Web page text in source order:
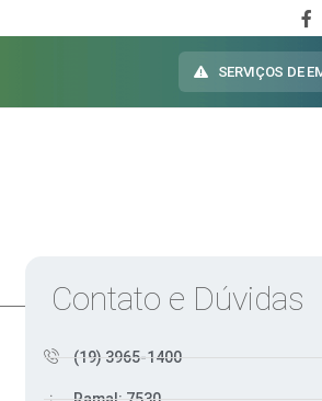
SERVIÇOS DE
Contato e Dúvidas
(19) 3965-1400